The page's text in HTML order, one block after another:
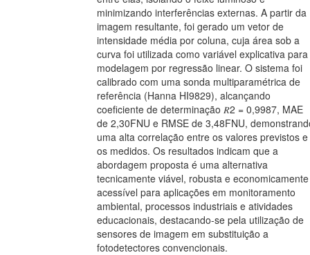
minimizando interferências externas. A partir da
imagem resultante, foi gerado um vetor de
intensidade média por coluna, cuja área sob a
curva foi utilizada como variável explicativa para
modelagem por regressão linear. O sistema foi
calibrado com uma sonda multiparamétrica de
referência (Hanna HI9829), alcançando
coeficiente de determinação 𝑅2 = 0,9987, MAE
de 2,30FNU e RMSE de 3,48FNU,
uma alta correlação entre os valores previstos e
os medidos. Os resultados indicam que a
abordagem proposta é uma alternativa
tecnicamente viável, robusta e economicamente
acessível para aplicações em monitoramento
ambiental, processos industriais e atividades
educacionais, destacando-se pela utilização de
sensores de imagem em substituição a
fotodetectores convencionais.